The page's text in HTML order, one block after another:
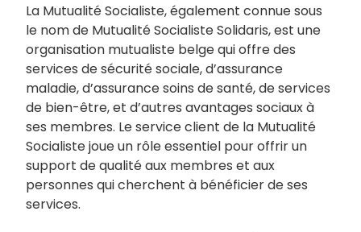
La Mutualité Socialiste, également connue sous
le nom de Mutualité Socialiste Solidaris, est une
organisation mutualiste belge qui offre des
services de sécurité sociale, d’assurance
maladie, d’assurance soins de santé, de services
de bien-être, et d’autres avantages sociaux à
ses membres. Le service client de la Mutualité
Socialiste joue un rôle essentiel pour offrir un
support de qualité aux membres et aux
personnes qui cherchent à bénéficier de ses
services.